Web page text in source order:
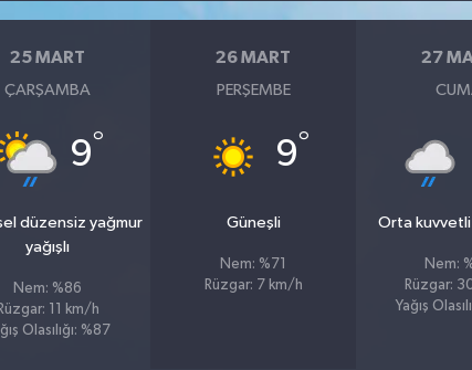
25 MART
ÇARŞAMBA
9°
düzensiz yağmur
yağışlı
Nem: %86
Rüzgar: 11 km/h
Olasılığı: %87
26 MART
PERŞEMBE
9°
Güneşli
Nem: %71
Rüzgar: 7 km/h
27
Orta
Nem:
Rüzgar:
Yağış